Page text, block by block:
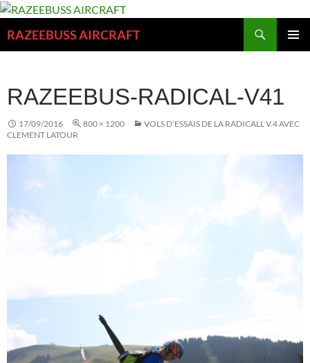
Aller
contenu
RAZEEBUSS AIRCRAFT
RAZEEBUS-RADICAL-V41
17/09/2016 800 × 1200
VOLS D’ESSAIS DE LA RADICALL V.4 AVEC
CLEMENT LATOUR